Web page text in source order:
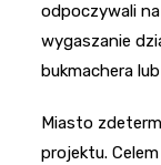
odpoczywali
wygaszanie
bukmachera
Miasto
projektu.